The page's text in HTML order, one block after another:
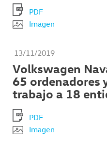
PDF
Imagen
13/11/2019
Volkswagen
65 ordenadores
trabajo a 18
PDF
Imagen